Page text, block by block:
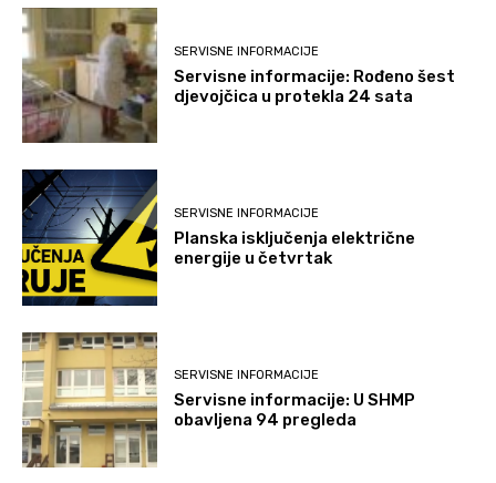
SERVISNE INFORMACIJE
Servisne informacije: Rođeno šest
djevojčica u protekla 24 sata
SERVISNE INFORMACIJE
Planska isključenja električne
energije u četvrtak
SERVISNE INFORMACIJE
Servisne informacije: U SHMP
obavljena 94 pregleda